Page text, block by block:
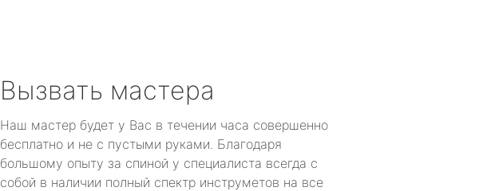
Вызвать мастера
Наш мастер будет у Вас в течении часа совершенно
бесплатно и не с пустыми руками. Благодаря
большому опыту за спиной у специалиста всегда с
собой в наличии полный спектр инструметов на все